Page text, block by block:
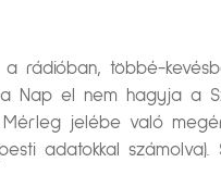
rádióban, többé-
el nem hagyja a
jelébe való
adatokkal